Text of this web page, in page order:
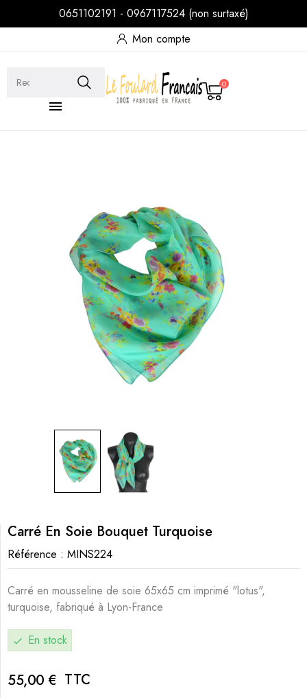
0651102191 - 0967117524 (non surtaxé)
Mon compte

0
Carré En Soie Bouquet Turquoise
Référence : MINS224
Carré en mousseline de soie 65x65 cm imprimé "lotus",
turquoise, fabriqué à Lyon-France
check En stock
55,00 € TTC